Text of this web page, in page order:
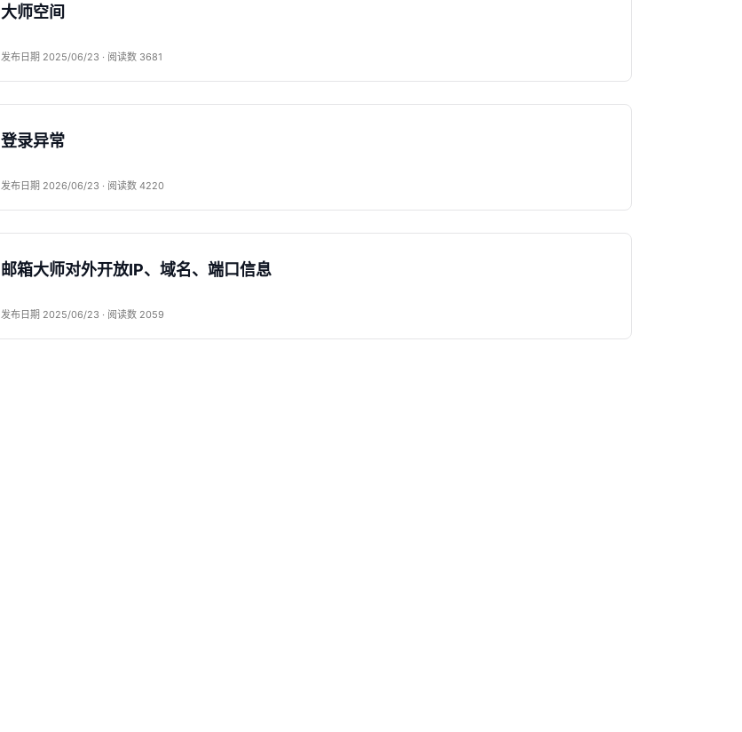
大师空间
发布日期 2025/06/23 · 阅读数 3681
登录异常
发布日期 2026/06/23 · 阅读数 4220
邮箱大师对外开放IP、域名、端口信息
发布日期 2025/06/23 · 阅读数 2059